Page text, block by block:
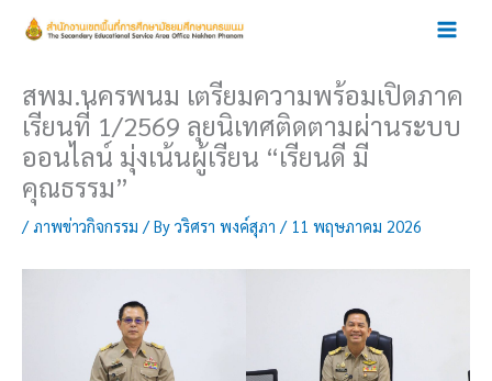
สพม.นครพนม เตรียมความพร้อมเปิดภาค
เรียนที่ 1/2569 ลุยนิเทศติดตามผ่านระบบ
ออนไลน์ มุ่งเน้นผู้เรียน “เรียนดี มี
คุณธรรม”
/ภาพข่าวกิจกรรม / By วริศรา พงค์สุภา / 11 พฤษภาคม 2026